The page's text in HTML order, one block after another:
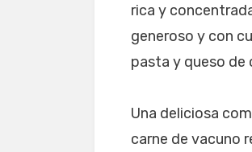
rica y
generoso y con
pasta y queso de
Una deliciosa
carne de vacuno